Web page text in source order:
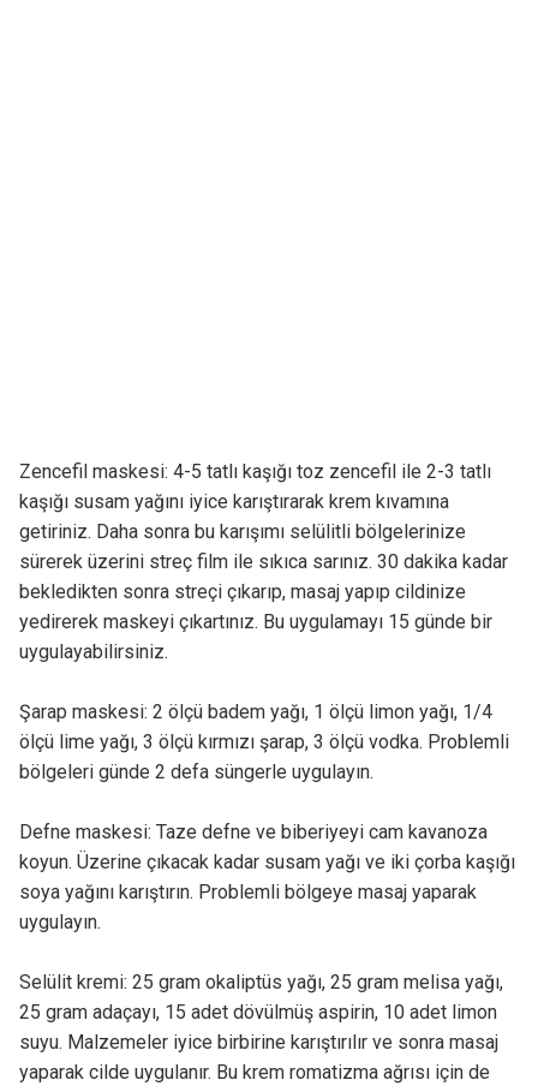
Zencefil maskesi: 4-5 tatlı kaşığı toz zencefil ile 2-3 tatlı
kaşığı susam yağını iyice karıştırarak krem kıvamına
getiriniz. Daha sonra bu karışımı selülitli bölgelerinize
sürerek üzerini streç film ile sıkıca sarınız. 30 dakika kadar
bekledikten sonra streçi çıkarıp, masaj yapıp cildinize
yedirerek maskeyi çıkartınız. Bu uygulamayı 15 günde bir
uygulayabilirsiniz.
Şarap maskesi: 2 ölçü badem yağı, 1 ölçü limon yağı, 1/4
ölçü lime yağı, 3 ölçü kırmızı şarap, 3 ölçü vodka. Problemli
bölgeleri günde 2 defa süngerle uygulayın.
Defne maskesi: Taze defne ve biberiyeyi cam kavanoza
koyun. Üzerine çıkacak kadar susam yağı ve iki çorba kaşığı
soya yağını karıştırın. Problemli bölgeye masaj yaparak
uygulayın.
Selülit kremi: 25 gram okaliptüs yağı, 25 gram melisa yağı,
25 gram adaçayı, 15 adet dövülmüş aspirin, 10 adet limon
suyu. Malzemeler iyice birbirine karıştırılır ve sonra masaj
yaparak cilde uygulanır. Bu krem romatizma ağrısı için de